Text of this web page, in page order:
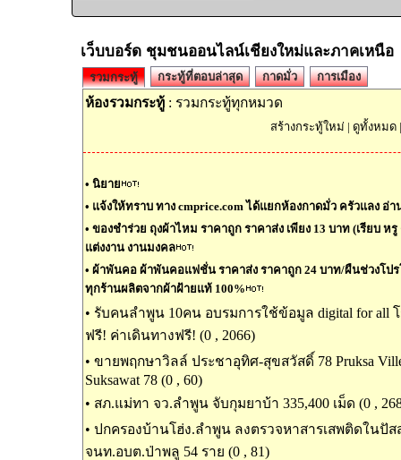
เว็บบอร์ด ชุมชนออนไลน์เชียงใหม่และภาคเหนือ
รวมกระทู้ กระทู้ที่ตอบล่าสุด กาดมั่ว การเมือง
ห้องรวมกระทู้ : รวมกระทู้ทุกหมวด
สร้างกระทู้ใหม่ | ดูทั้งหมด
• นิยาย
• แจ้งให้ทราบ ทาง cmprice.com ได้แยกห้องกาดมั่ว ครัวแลง อ่
• ของชำร่วย ถุงผ้าไหม ราคาถูก ราคาส่ง เพียง 13 บาท (เรียบ ห
แต่งงาน งานมงคล
• ผ้าพันคอ ผ้าพันคอแฟชั่น ราคาส่ง ราคาถูก 24 บาท/ผืนช่วงโป
ทุกร้านผลิตจากผ้าฝ้ายแท้ 100%
• รับคนลำพูน 10คน อบรมการใช้ข้อมูล digital for all
ฟรี! ค่าเดินทางฟรี! (0 , 2066)
• ขายพฤกษาวิลล์ ประชาอุทิศ-สุขสวัสดิ์ 78 Pruksa Ville
Suksawat 78 (0 , 60)
• สภ.แม่ทา จว.ลำพูน จับกุมยาบ้า 335,400 เม็ด (0 ,
• ปกครองบ้านโฮ่ง.ลำพูน ลงตรวจหาสารเสพติดในปัส
จนท.อบต.ป่าพลู 54 ราย (0 , 81)